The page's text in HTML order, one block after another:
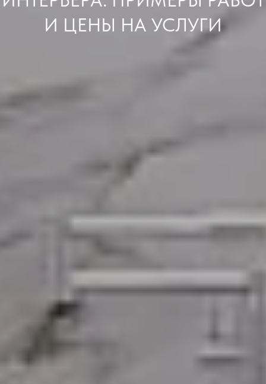
И ЦЕНЫ НА УСЛУГИ